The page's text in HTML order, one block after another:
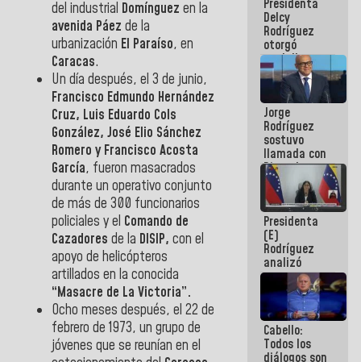
del industrial Domínguez en la
avenida Páez de la
urbanización El Paraíso, en
Caracas.
Un día después, el 3 de junio,
Francisco Edmundo Hernández
Cruz, Luis Eduardo Cols
González, José Elio Sánchez
Romero y Francisco Acosta
García, fueron masacrados
durante un operativo conjunto
de más de 300 funcionarios
policiales y el Comando de
Cazadores de la DISIP, con el
apoyo de helicópteros
artillados en la conocida
“Masacre de La Victoria”.
Ocho meses después, el 22 de
febrero de 1973, un grupo de
jóvenes que se reunían en el
abordar
planes de
acción
Presidenta
Delcy
Rodríguez
otorgó
medalla
"Héroe de
Venezuela"
a servidores
públicos
Jorge
Rodríguez
sostuvo
llamada con
Dinorah
Figuera y
acuerdan
primer
encuentro
presencial
para el
diálogo
Presidenta
(E)
Rodríguez
analizó
junto a
gobernadores
planes de
recuperación
del Sistema
Eléctrico
Cabello:
Todos los
diálogos son